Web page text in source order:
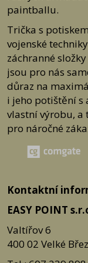
Napište nám na
problémové
Můžete nám zavolat
Při kontaktu
Do balíku vložte
důvodu výměny,
U vrácení nebo
U reklamace je ze
paintballu.
Trička s
vojenské
záchranné
jsou pro nás
důraz na
i jeho potištění s
vlastní výrobu, a
pro náročné
Kontaktní
EASY POINT
Valtířov 6
400 02 Velké